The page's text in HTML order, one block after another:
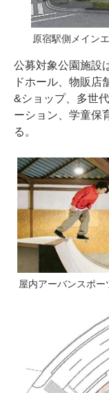
原宿駅側メイン
公募対象公園施設
ドホール、物販店
&ショップ、多世
ーション、学童保
る。
屋内アーバンスポ